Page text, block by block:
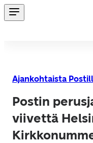
Ajankohtaista
Postin
viivettä